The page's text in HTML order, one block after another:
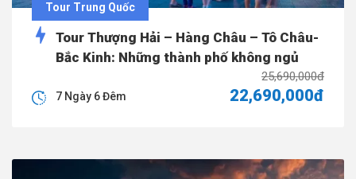
Tour Trung Quốc
Tour Thượng Hải – Hàng Châu – Tô Châu-
Bắc Kinh: Những thành phố không ngủ
25,690,000đ
22,690,000đ
7 Ngày 6 Đêm